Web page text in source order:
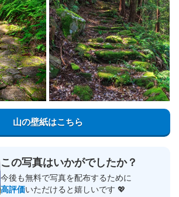
山の壁紙はこちら
この写真はいかがでしたか？
今後も無料で写真を配布するために
高評価いただけると嬉しいです 💖